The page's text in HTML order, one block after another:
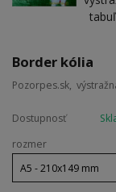
Border kólia
Pozorpes.sk,
Dostupnosť
rozmer